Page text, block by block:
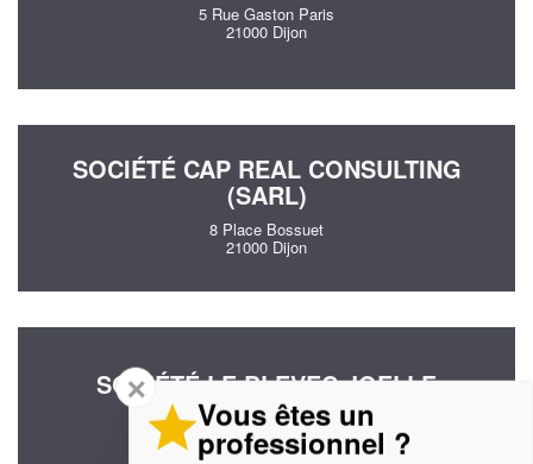
5 Rue Gaston Paris
21000 Dijon
SOCIÉTÉ CAP REAL CONSULTING
(SARL)
8 Place Bossuet
21000 Dijon
SOCIÉTÉ LE BLEVEC JOELLE
1 Place Des Mariniers
21000 Dijon
✕
Vous êtes un
professionnel ?